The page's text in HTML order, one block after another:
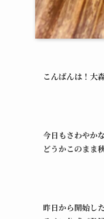
こんばんは！大
今日もさわやか
どうかこのまま
昨日から開始し